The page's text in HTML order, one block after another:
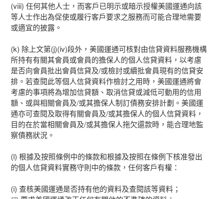
(viii) 任何其他人士，而客戶已明示或暗示授權美國運通向該
等人士作出為促使或履行客戶要求之服務而可能合理地需要
或適宜的披露。
(k) 除上文第(j)(iv)段外，美國運通可核對由信貸資料服務機構
所持有有關其會員或會員的擔保人的個人信貸資料，以考慮
是否向會員批出會員信貸及/或檢討或續批會員現有的信貸安
排。若查閱此等個人信貸資料作檢討之用時，美國運通將會
考慮的事項將為增加信貸額、取消信貸或減低可動用的信用
額、或與相關會員及/或其擔保人制訂債務安排計劃。美國運
通亦可查閱及取得有關會員及/或其擔保人的個人信貸資料，
目的在於當相關會員及/或其擔保人拖欠還款時，能合理地監
察債務狀況。
(l) 根據及按照條例中的條款和根據及按照在條例下核准發出
的個人信貸資料實務守則中的條款，任何客戶有權：
(i) 查核美國運通是否持有他的資料及查閱該等資料；